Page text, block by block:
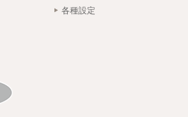
各種設定